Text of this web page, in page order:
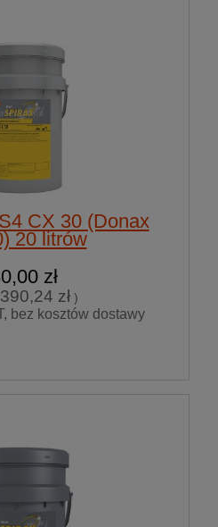
CX 30 (Donax
20 litrów
zł
390,24 zł)
bez kosztów dostawy